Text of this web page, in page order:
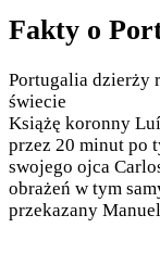
Fakty o
Portugalia dzierży
świecie
Książę koronny
przez 20 minut po
swojego ojca
obrażeń w tym
przekazany